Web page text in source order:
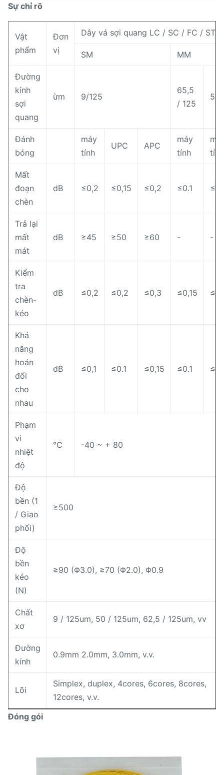
Sự chỉ rõ
Vật
phẩm
Đơn
vị
Dây vá sợi quang LC / SC / FC / ST
SM MM
Đường
kính
sợi
quang
ừm 9/125
65,5
/ 125
Đánh
bóng
máy
tính
UPC APC
máy
tính
tính
Mất
đoạn
chèn
dB ≤0,2 ≤0,15 ≤0,2 ≤0.1
Trả lại
mất
mát
dB ≥45 ≥50 ≥60 - -
Kiểm
tra
chèn-
kéo
dB ≤0,2 ≤0,2 ≤0,3 ≤0,15
Khả
năng
hoán
đổi
cho
nhau
dB ≤0,1 ≤0.1 ≤0,15 ≤0.1
Phạm
vi
nhiệt
độ
℃ -40 ~ + 80
Độ
bền (1
/ Giao
phối)
≥500
Độ
bền
kéo
(N)
≥90 (Φ3.0), ≥70 (Φ2.0), Φ0.9
Chất
xơ
9 / 125um, 50 / 125um, 62,5 / 125um, vv
Đường
kính
0.9mm 2.0mm, 3.0mm, v.v.
Lõi
Simplex, duplex, 4cores, 6cores, 8cores,
12cores, v.v.
Đóng gói